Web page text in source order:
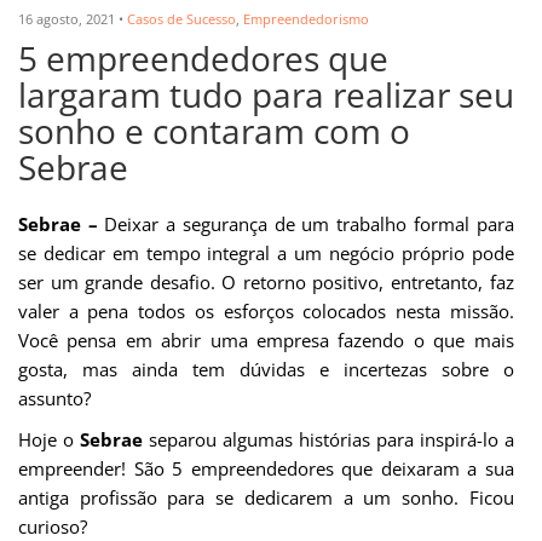
16 agosto, 2021 • Casos de Sucesso, Empreendedorismo
5 empreendedores que
largaram tudo para realizar seu
sonho e contaram com o
Sebrae
Sebrae – Deixar a segurança de um trabalho formal para
se dedicar em tempo integral a um negócio próprio pode
ser um grande desafio. O retorno positivo, entretanto, faz
valer a pena todos os esforços colocados nesta missão.
Você pensa em abrir uma empresa fazendo o que mais
gosta, mas ainda tem dúvidas e incertezas sobre o
assunto?
Hoje o Sebraeseparou algumas histórias para inspirá-lo a
empreender! São 5 empreendedores que deixaram a sua
antiga profissão para se dedicarem a um sonho. Ficou
curioso?